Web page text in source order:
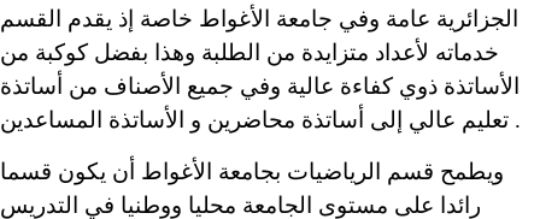
الجزائرية عامة وفي جامعة الأغواط خاصة إذ يقدم القسم
خدماته لأعداد متزايدة من الطلبة وهذا بفضل كوكبة من
الأساتذة ذوي كفاءة عالية وفي جميع الأصناف من أساتذة
تعليم عالي إلى أساتذة محاضرين و الأساتذة المساعدين .
ويطمح قسم الرياضيات بجامعة الأغواط أن يكون قسما
رائدا على مستوى الجامعة محليا ووطنيا في التدريس